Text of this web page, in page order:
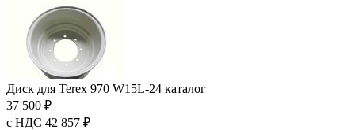
Диск для Terex 970 W15L-24 каталог
37 500 ₽
с НДС 42 857 ₽